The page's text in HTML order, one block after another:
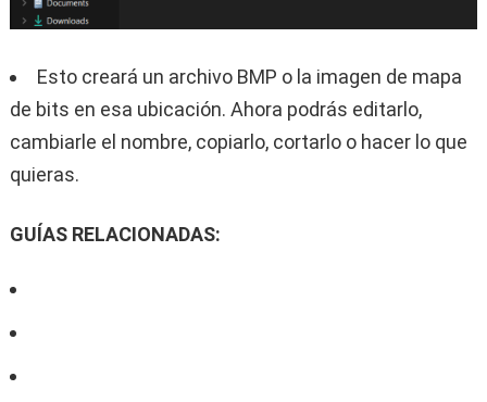
Esto creará un archivo BMP o la imagen de mapa
de bits en esa ubicación. Ahora podrás editarlo,
cambiarle el nombre, copiarlo, cortarlo o hacer lo que
quieras.
GUÍAS RELACIONADAS: